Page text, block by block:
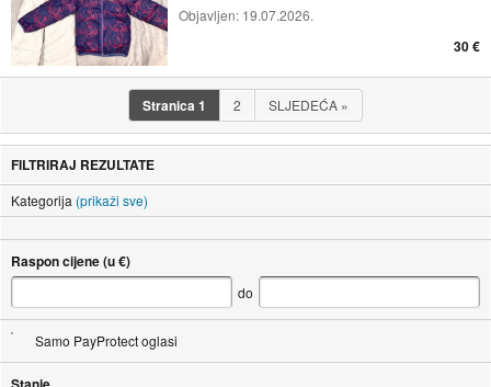
Objavljen: 19.07.2026.
30 €
Stranica1 2 SLJEDEĆA »
FILTRIRAJ REZULTATE
Kategorija (prikaži sve)
Raspon cijene (u €)
do
Samo PayProtect oglasi